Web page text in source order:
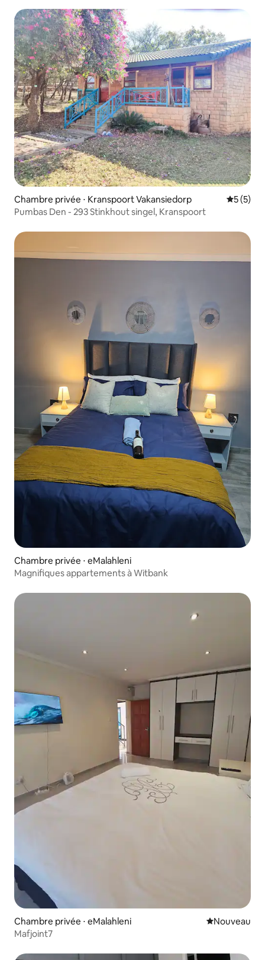
Chambre privée ⋅ Kranspoort Vakansiedorp
5 (5)
Pumbas Den - 293 Stinkhout singel, Kranspoort
Chambre privée ⋅ eMalahleni
Magnifiques appartements à Witbank
Chambre privée ⋅ eMalahleni Nouvel
Nouveau
Mafjoint7